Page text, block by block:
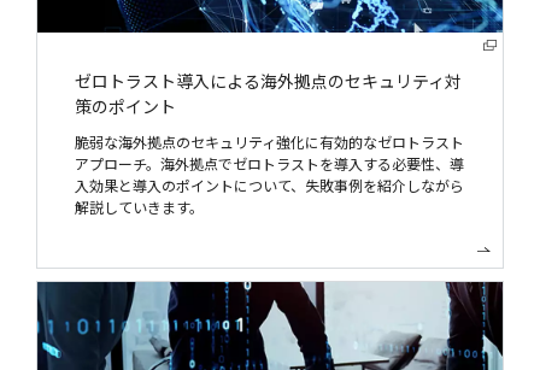
ゼロトラスト導入による海外拠点のセキュリティ対
策のポイント
脆弱な海外拠点のセキュリティ強化に有効的なゼロトラスト
アプローチ。海外拠点でゼロトラストを導入する必要性、導
入効果と導入のポイントについて、失敗事例を紹介しながら
解説していきます。